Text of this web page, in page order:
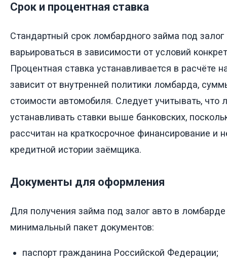
Срок и процентная ставка
Стандартный срок ломбардного займа под
варьироваться в зависимости от условий
Процентная ставка устанавливается в расчёте
зависит от внутренней политики ломбарда,
стоимости автомобиля. Следует учитывать, что
устанавливать ставки выше банковских,
рассчитан на краткосрочное финансирование и
кредитной истории заёмщика.
Документы для оформления
Для получения займа под залог авто в ломбарде
минимальный пакет документов:
паспорт гражданина Российской Федерации;